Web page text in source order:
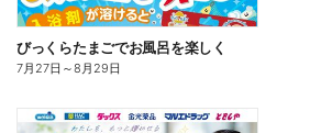
びっくらたまごでお風呂を楽しく
7月27日 ～8月29日